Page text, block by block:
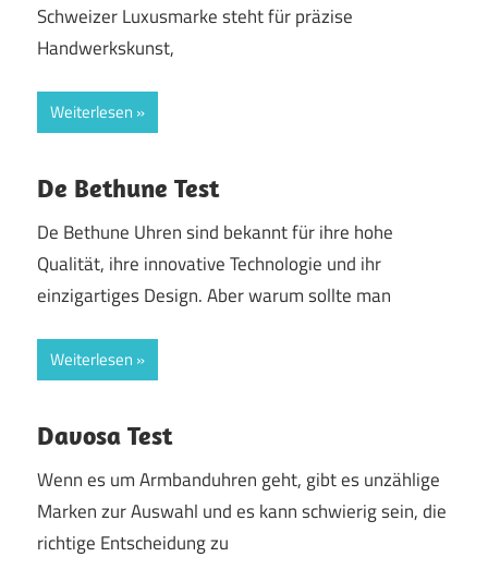
Schweizer Luxusmarke steht für präzise
Handwerkskunst,
Weiterlesen
De Bethune Test
De Bethune Uhren sind bekannt für ihre hohe
Qualität, ihre innovative Technologie und ihr
einzigartiges Design. Aber warum sollte man
Weiterlesen
Davosa Test
Wenn es um Armbanduhren geht, gibt es unzählige
Marken zur Auswahl und es kann schwierig sein, die
richtige Entscheidung zu